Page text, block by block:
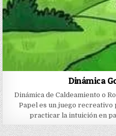
Dinámica
Dinámica de Caldeamiento o
Papel es un juego
practicar la intuición en